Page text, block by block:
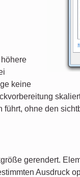
keine
ohne den
gerendert.
Ausdruck